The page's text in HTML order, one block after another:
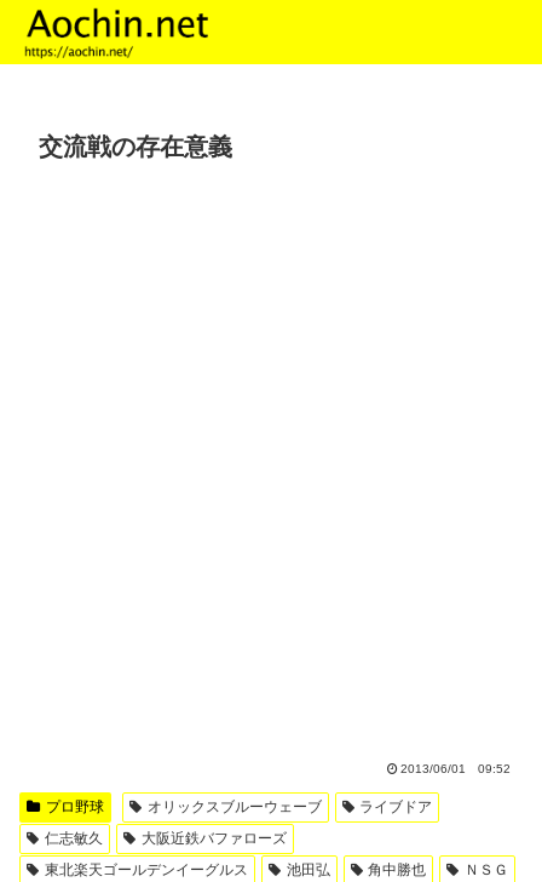
交流戦の存在意義
2013/06/01 09:52
プロ野球 オリックスブルーウェーブ
ライブドア
仁志敏久
大阪近鉄バファローズ
東北楽天ゴールデンイーグルス
池田弘 角中勝也 ＮＳＧ